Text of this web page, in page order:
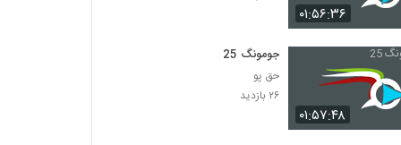
۰۱:۵۶:۳۶
۰۱:۵۷:۴۸
جومونگ 25
حق پو
۲۶ بازدید